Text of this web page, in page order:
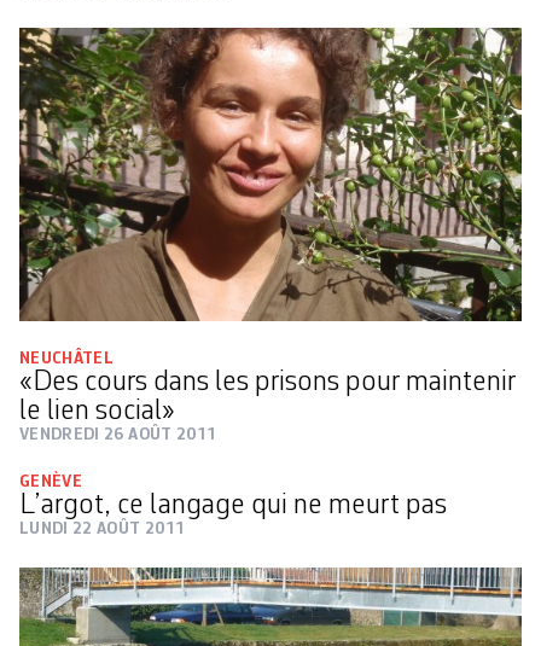
NEUCHÂTEL
«Des cours dans les prisons pour maintenir
le lien social»
VENDREDI 26 AOÛT 2011
GENÈVE
L’argot, ce langage qui ne meurt pas
LUNDI 22 AOÛT 2011